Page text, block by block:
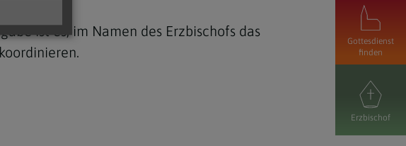
Gottesdienst
finden
Erzbischof
ist es, im Namen des Erzbischofs das